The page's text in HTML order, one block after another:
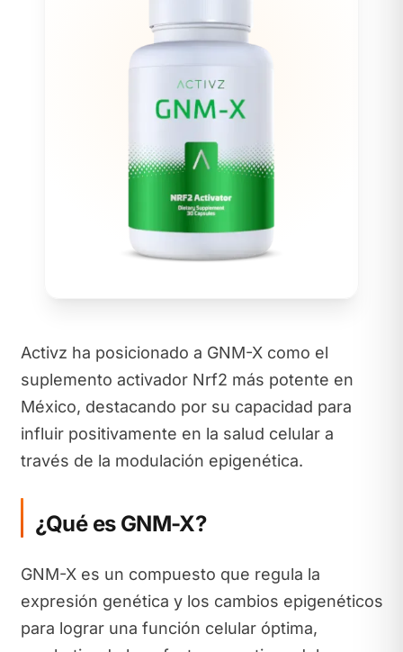
Activz ha posicionado a GNM-X como el
suplemento activador Nrf2 más potente en
México, destacando por su capacidad para
influir positivamente en la salud celular a
través de la modulación epigenética.
¿Qué es GNM-X?
GNM-X es un compuesto que regula la
expresión genética y los cambios epigenéticos
para lograr una función celular óptima,